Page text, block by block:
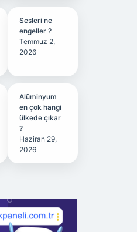
Sesleri ne
engeller ?
Temmuz 2,
2026
Alüminyum
en çok hangi
ülkede çıkar
?
Haziran 29,
2026